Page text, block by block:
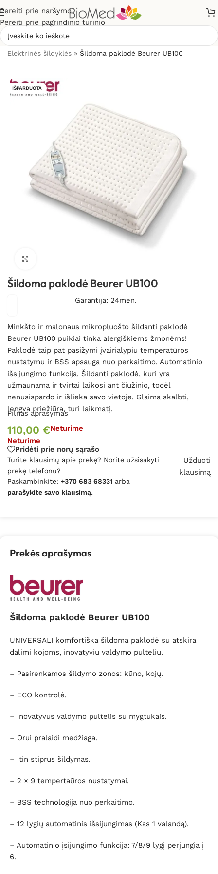
Pereiti prie naršymo
Pereiti prie pagrindinio turinio
Elektrinės šildyklės » Šildoma paklodė Beurer UB100
IŠPARDUOTA
Šildoma paklodė Beurer UB100
Garantija: 24mėn.
Minkšto ir malonaus mikropluošto šildanti paklodė
Beurer UB100 puikiai tinka alergiškiems žmonėms!
Paklodė taip pat pasižymi įvairialypiu temperatūros
nustatymu ir BSS apsauga nuo perkaitimo. Automatinio
išsijungimo funkcija. Šildanti paklodė, kuri yra
užmaunama ir tvirtai laikosi ant čiužinio, todėl
nenusispardo ir išlieka savo vietoje. Glaima skalbti,
lengva priežiūra, turi laikmatį.
Pilnas aprašymas
110,00 €Neturime
Neturime
Pridėti prie norų sąrašo
Turite klausimų apie prekę? Norite užsisakyti
prekę telefonu?
Paskambinkite: +370 683 68331 arba
parašykite savo klausimą.
Užduoti
klausimą
Prekės aprašymas
Šildoma paklodė Beurer UB100
UNIVERSALI komfortiška šildoma paklodė su atskira
dalimi kojoms, inovatyviu valdymo pulteliu.
– Pasirenkamos šildymo zonos: kūno, kojų.
– ECO kontrolė.
– Inovatyvus valdymo pultelis su mygtukais.
– Orui pralaidi medžiaga.
– Itin stiprus šildymas.
– 2 × 9 tempertaūros nustatymai.
– BSS technologija nuo perkaitimo.
– 12 lygių automatinis išsijungimas (Kas 1 valandą).
– Automatinio įsijungimo funkcija: 7/8/9 lygį perjungia į
6.